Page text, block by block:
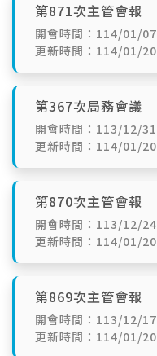
第871次主管會報
開會時間：114/01/07
更新時間：114/01/20
第367次局務會議
開會時間：113/12/31
更新時間：114/01/20
第870次主管會報
開會時間：113/12/24
更新時間：114/01/20
第869次主管會報
開會時間：113/12/17
更新時間：114/01/20